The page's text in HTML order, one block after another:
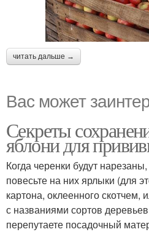
читать дальше →
Вас может
Секреты
яблони для
Когда черенки будут
повесьте на них ярлыки (для
картона, оклеенного скотчем,
с названиями сортов
перепутаете посадочный